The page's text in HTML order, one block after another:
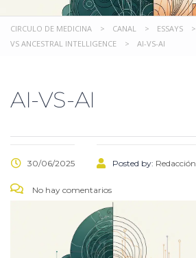
CIRCULO DE MEDICINA > CANAL > ESSAYS >
VS ANCESTRAL INTELLIGENCE
> AI-VS-AI
AI-VS-AI
30/06/2025 Posted by: Redacción
No hay comentarios